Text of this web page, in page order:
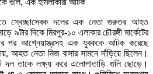
স্বেচ্ছাসেবক দলের এক নেতা গুরুতর আহত
৯টার দিকে মিরপুর-১০ এলাকার চৌরঙ্গী মার্কেটের
পর আগ্নেয়াস্ত্রসহ এক যুবককে আটক করেছে
আহত নেতা নিজ বাসার সামনে দাঁড়িয়ে ছিলেন।
তাকে লক্ষ্য করে এলোপাতাড়ি গুলি ছোড়ে।